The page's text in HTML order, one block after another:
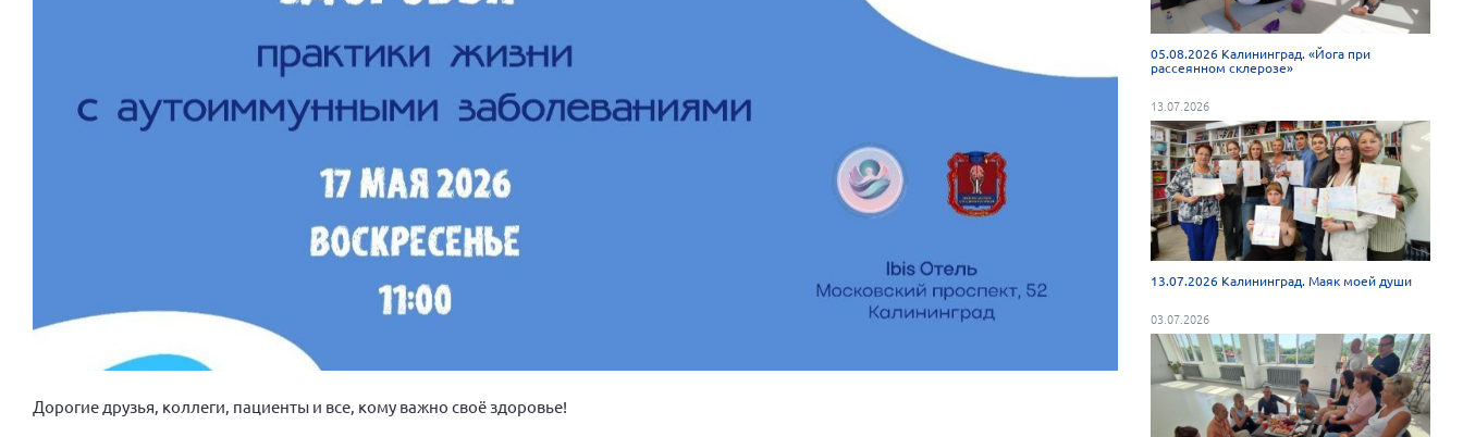
Дорогие друзья, коллеги, пациенты и все, кому важно своё здоровье!
05.08.2026 Калининград. «Йога при
рассеянном склерозе»
13.07.2026
13.07.2026 Калининград. Маяк моей души
03.07.2026